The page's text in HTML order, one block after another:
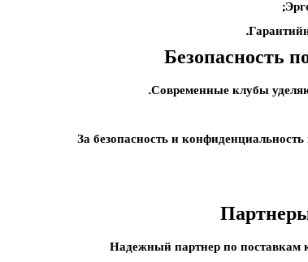
Безопасность
Современные клубы
.
За безопасность и
Надежный партнер по поставкам